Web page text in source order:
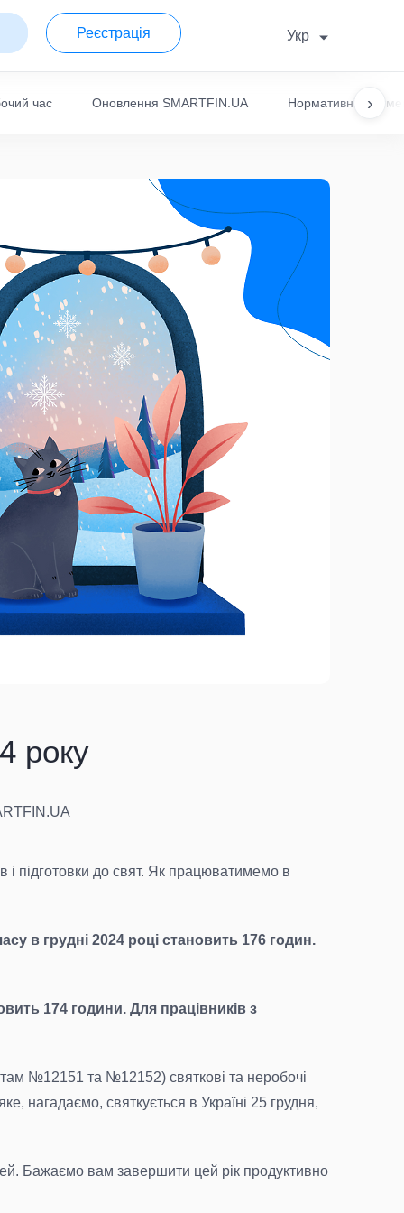
Реєстрація Укр
›
час Оновлення SMARTFIN.UA Нормативні
року
і підготовки до свят. Як працюватимемо в
в грудні 2024 році становить 176 годин.
174 години. Для працівників з
№12151 та №12152) святкові та неробочі
нагадаємо, святкується в Україні 25 грудня,
Бажаємо вам завершити цей рік продуктивно